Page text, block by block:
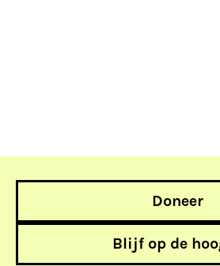
Doneer
Blijf op de